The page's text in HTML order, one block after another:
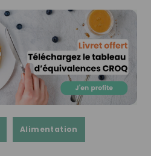
Alimentation